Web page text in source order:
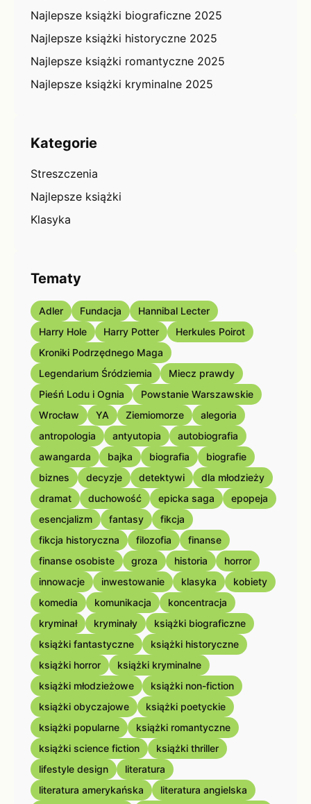
Najlepsze książki biograficzne 2025
Najlepsze książki historyczne 2025
Najlepsze książki romantyczne 2025
Najlepsze książki kryminalne 2025
Kategorie
Streszczenia
Najlepsze książki
Klasyka
Tematy
Adler Fundacja
Hannibal Lecter
Harry Hole
Harry Potter
Herkules Poirot
Kroniki Podrzędnego Maga
Legendarium Śródziemia
Miecz prawdy
Pieśń Lodu i Ognia
Powstanie Warszawskie
Wrocław
YA Ziemiomorze
alegoria
antropologia
antyutopia
autobiografia
awangarda
bajka biografia
biografie
biznes
decyzje detektywi
dla młodzieży
dramat
duchowość epicka saga
epopeja
esencjalizm
fantasy
fikcja
fikcja historyczna
filozofia
finanse
finanse osobiste
groza historia
horror
innowacje
inwestowanie klasyka
kobiety
komedia
komunikacja
koncentracja
kryminał
kryminały
książki biograficzne
książki fantastyczne
książki historyczne
książki horror
książki kryminalne
książki młodzieżowe
książki non-fiction
książki obyczajowe
książki poetyckie
książki popularne
książki romantyczne
książki science fiction
książki thriller
lifestyle design
literatura
literatura amerykańska
literatura angielska